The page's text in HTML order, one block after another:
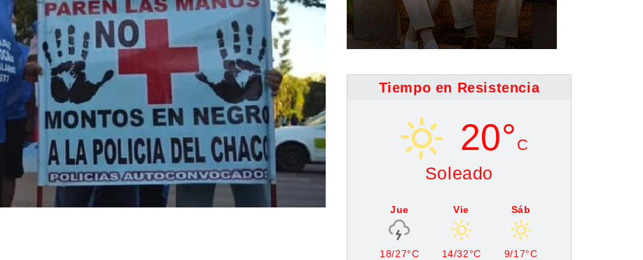
Tiempo en Resistencia
20° C
Soleado
Jue
18/27°C
Vie
14/32°C
Sáb
9/17°C